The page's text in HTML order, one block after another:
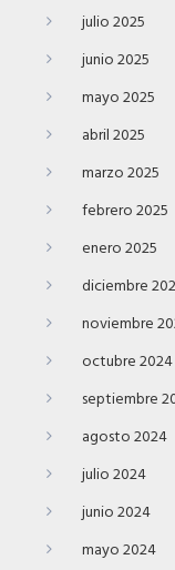
julio 2025
junio 2025
mayo 2025
abril 2025
marzo 2025
febrero 2025
enero 2025
diciembre
noviembre
octubre 2024
septiembre
agosto 2024
julio 2024
junio 2024
mayo 2024